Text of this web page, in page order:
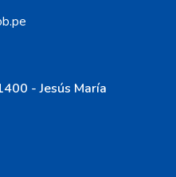
- Jesús María